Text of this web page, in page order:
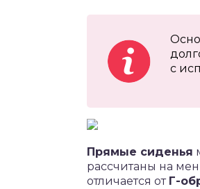
с
Прямые сиденья
рассчитаны на
отличается от Г-